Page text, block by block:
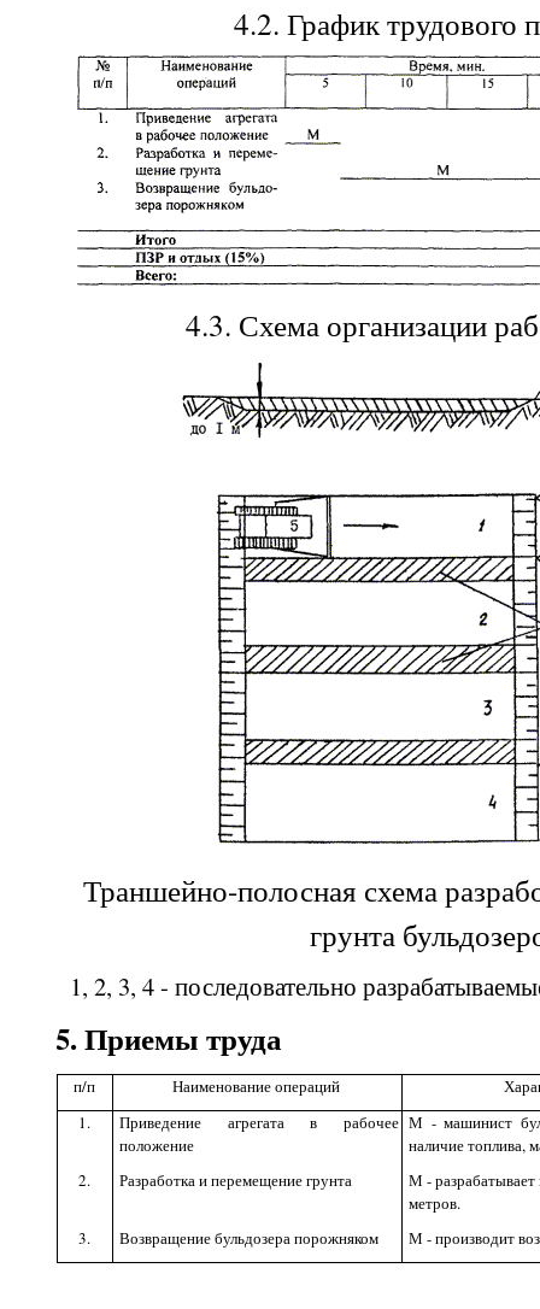
4.2. График трудового
4.3. Схема организации
Траншейно-полосная схема
грунта
1, 2, 3, 4 - последовательно
5. Приемы труда
п/п Наименование операций
1.
Приведение агрегата в рабочее
положение
М - машинист
наличие топлива,
2.
Разработка и перемещение грунта
М - разрабатывает
метров.
3.
Возвращение бульдозера порожняком М - производит